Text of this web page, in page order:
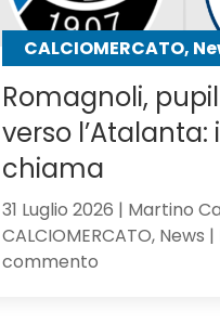
CALCIOMERCATO,
Romagnoli,
verso l’Atalanta:
chiama
31 Luglio 2026 | Martino
CALCIOMERCATO, News
commentosu